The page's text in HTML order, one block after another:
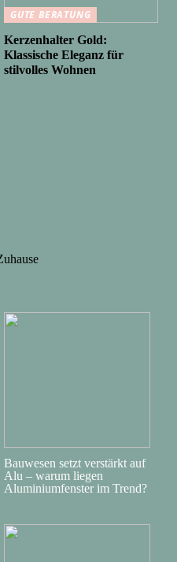
GUTE BERATUNG
Kerzenhalter Gold:
Klassische Eleganz für
stilvolles Wohnen
Bauwesen setzt verstärkt auf
Alu – warum liegen
Aluminiumfenster im Trend?